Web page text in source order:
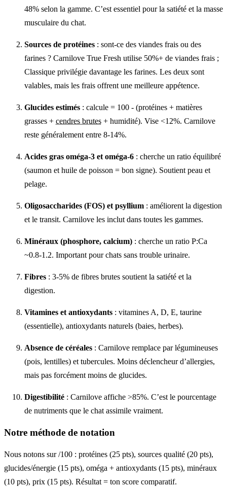
48% selon la gamme. C’est essentiel pour la satiété et la masse
musculaire du chat.
Sources de protéines : sont-ce des viandes frais ou des
farines ? Carnilove True Fresh utilise 50%+ de viandes frais ;
Classique privilégie davantage les farines. Les deux sont
valables, mais les frais offrent une meilleure appétence.
Glucides estimés : calcule = 100 - (protéines + matières
grasses + cendres brutes + humidité). Vise <12%. Carnilove
reste généralement entre 8-14%.
Acides gras oméga-3 et oméga-6 : cherche un ratio équilibré
(saumon et huile de poisson = bon signe). Soutient peau et
pelage.
Oligosaccharides (FOS) et psyllium : améliorent la digestion
et le transit. Carnilove les inclut dans toutes les gammes.
Minéraux (phosphore, calcium) : cherche un ratio P:Ca
~0.8-1.2. Important pour chats sans trouble urinaire.
Fibres : 3-5% de fibres brutes soutient la satiété et la
digestion.
Vitamines et antioxydants : vitamines A, D, E, taurine
(essentielle), antioxydants naturels (baies, herbes).
Absence de céréales : Carnilove remplace par légumineuses
(pois, lentilles) et tubercules. Moins déclencheur d’allergies,
mais pas forcément moins de glucides.
Digestibilité : Carnilove affiche >85%. C’est le pourcentage
de nutriments que le chat assimile vraiment.
Notre méthode de notation
Nous notons sur /100 : protéines (25 pts), sources qualité (20 pts),
glucides/énergie (15 pts), oméga + antioxydants (15 pts), minéraux
(10 pts), prix (15 pts). Résultat = ton score comparatif.